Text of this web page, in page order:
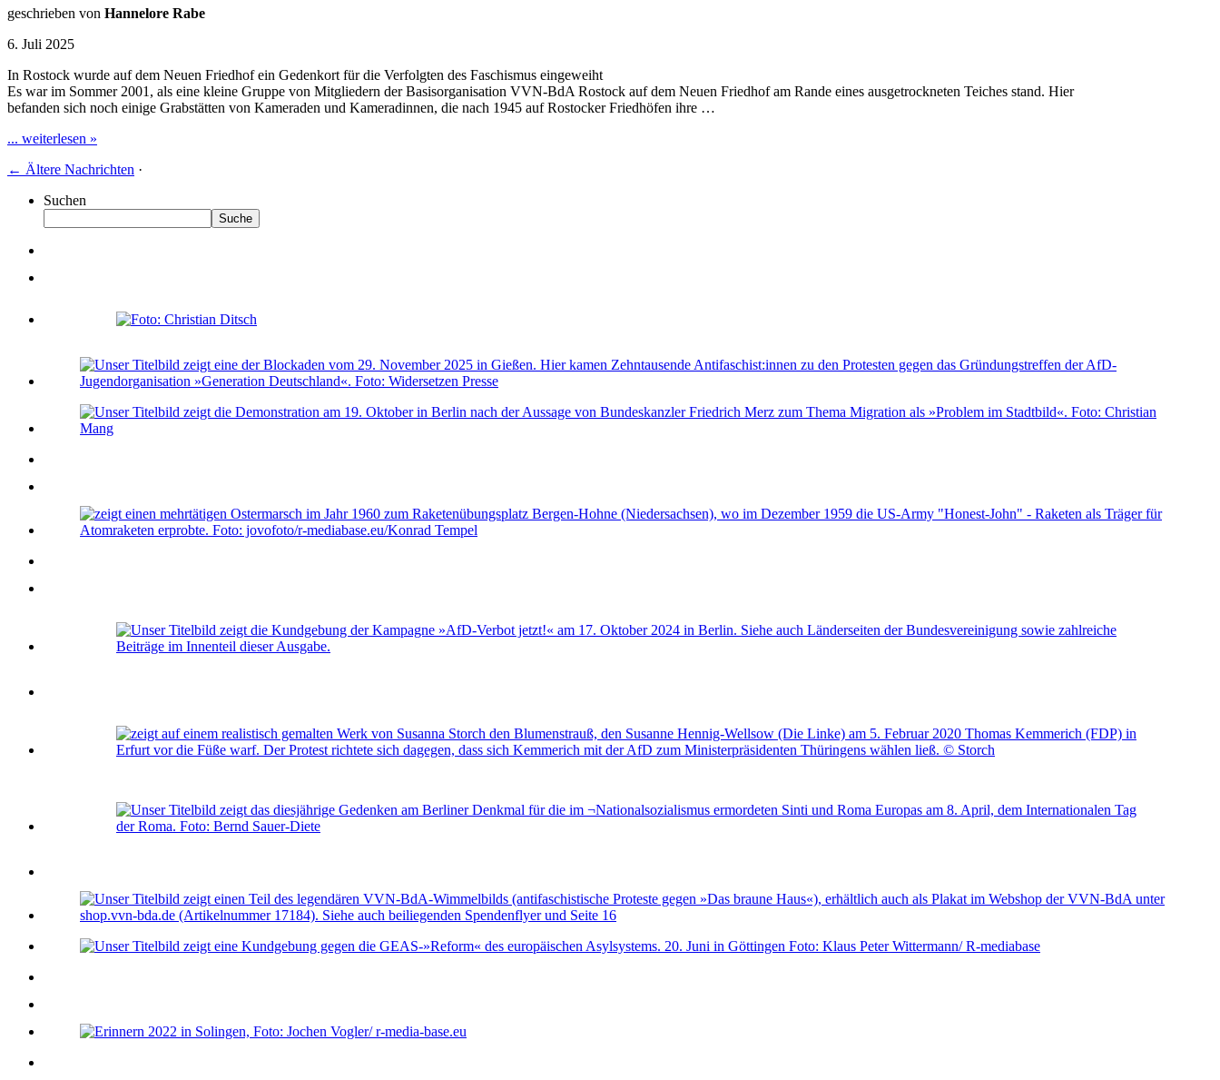
geschrieben von Hannelore Rabe
6. Juli 2025
In Rostock wurde auf dem Neuen Friedhof ein Gedenkort für die Verfolgten des Faschismus eingeweiht
Es war im Sommer 2001, als eine kleine Gruppe von Mitgliedern der Basisorganisation VVN-BdA Rostock auf dem Neuen Friedhof am Rande eines ausgetrockneten Teiches stand. Hier
befanden sich noch einige Grabstätten von Kameraden und Kameradinnen, die nach 1945 auf Rostocker Friedhöfen ihre …
... weiterlesen »
← Ältere Nachrichten ·
Suchen
Suche